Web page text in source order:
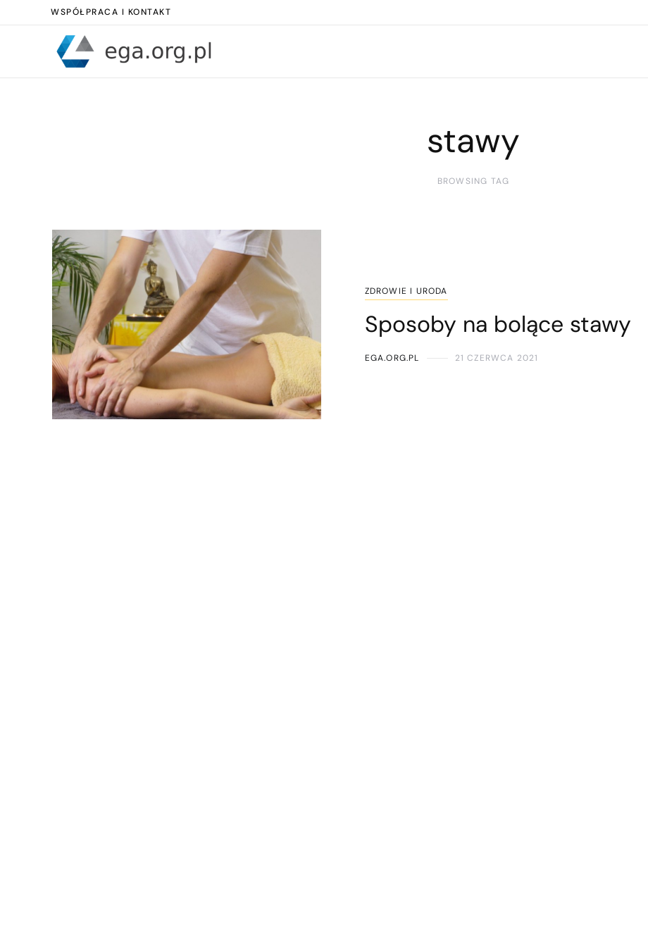
WSPÓŁPRACA I KONTAKT
stawy
BROWSING TAG
ZDROWIE I URODA
Sposoby na bolące stawy
EGA.ORG.PL 21 CZERWCA 2021